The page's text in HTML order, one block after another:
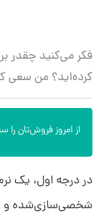
کرده‌اید؟ من سعی
از امروز فروش‌تان را
شخصی‌سازی‌شده و